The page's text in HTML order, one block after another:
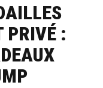
PRIVÉ :